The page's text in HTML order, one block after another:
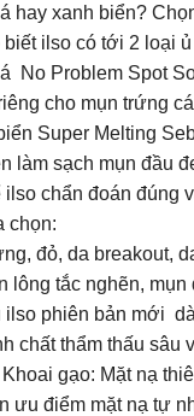
hay xanh biển?
biết ilso có tới 2 loại
No Problem Spot
cho mụn trứng
Super Melting
làm sạch mụn đầu
ilso chẩn đoán đúng
chọn:
đỏ, da breakout,
lông tắc nghẽn,
ilso phiên bản mới
chất thẩm thấu sâu
Khoai gạo: Mặt nạ
ưu điểm mặt nạ tự